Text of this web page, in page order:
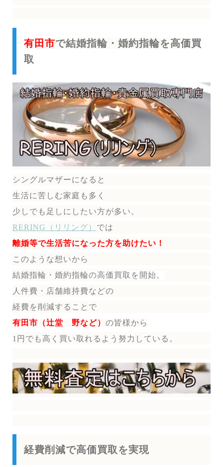
有田市で結婚指輪・婚約指輪を高価買
取
シングルマザーになると
生活に苦しむ家庭も多く
少しでも足しにしたい方が多い。
RERING（リリング） では
離婚等で生活苦になった方を助けたい！
このような想いから
結婚指輪・婚約指輪の高価買取を開始。
人件費・店舗維持費などの
経費を削減することで
有田市（辻堂 野など） の皆様から
1円でも高く買い取れるよう努力している。
経費削減で高価買取を実現